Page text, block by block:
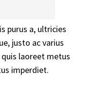
purus a, ultricies
justo ac varius
laoreet metus
imperdiet.